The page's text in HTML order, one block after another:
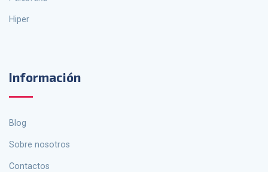
Hiper
Información
Blog
Sobre nosotros
Contactos